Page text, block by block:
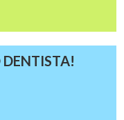
DENTISTA!